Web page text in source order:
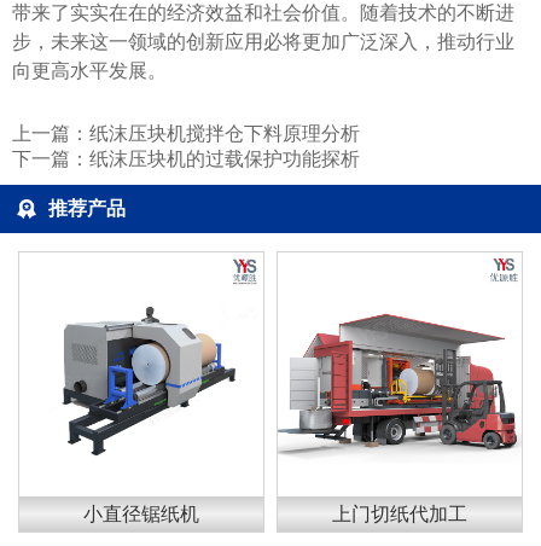
带来了实实在在的经济效益和社会价值。随着技术的不断进
步，未来这一领域的创新应用必将更加广泛深入，推动行业
向更高水平发展。
上一篇： 纸沫压块机搅拌仓下料原理分析
下一篇： 纸沫压块机的过载保护功能探析
推荐产品
小直径锯纸机 上门切纸代加工